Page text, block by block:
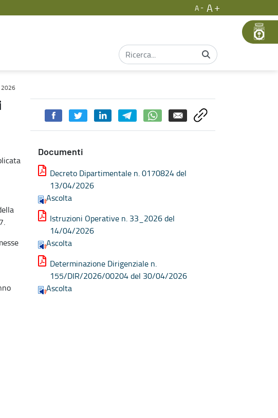
A
A
2026
Documenti
Decreto Dipartimentale n. 0170824 del
13/04/2026
Ascolta
Istruzioni Operative n. 33_2026 del
14/04/2026
Ascolta
Determinazione Dirigenziale n.
155/DIR/2026/00204 del 30/04/2026
Ascolta